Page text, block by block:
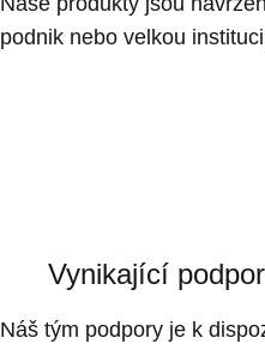
podnik nebo velkou
Vynikající
Náš tým podpory je k